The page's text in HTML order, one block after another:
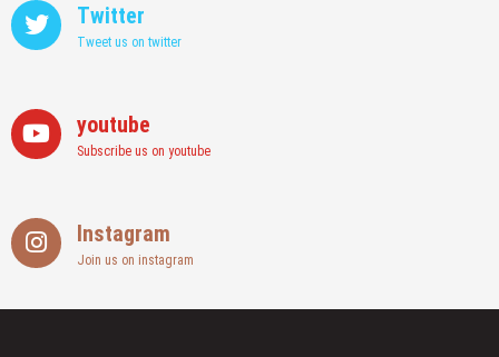
Twitter
Tweet us on twitter
youtube
Subscribe us on youtube
Instagram
Join us on instagram